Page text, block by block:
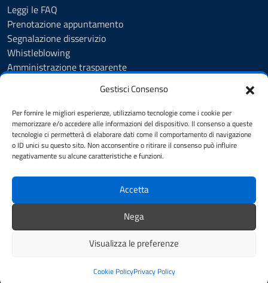
Gestisci Consenso
Per fornire le migliori esperienze, utilizziamo tecnologie come i cookie per
memorizzare e/o accedere alle informazioni del dispositivo. Il consenso a queste
tecnologie ci permetterà di elaborare dati come il comportamento di navigazione
o ID unici su questo sito. Non acconsentire o ritirare il consenso può influire
negativamente su alcune caratteristiche e funzioni.
Accetta
Nega
Visualizza le preferenze
Cookie PolicyPrivacy Policy
Leggi le FAQ
Prenotazione appuntamento
Segnalazione disservizio
Whistleblowing
Amministrazione trasparente
Albo Pretorio
Cookie Policy
Informativa privacy
Dichiarazione di accessibilità
SEGUICI SU
Facebook Instagram YouTube
Credits